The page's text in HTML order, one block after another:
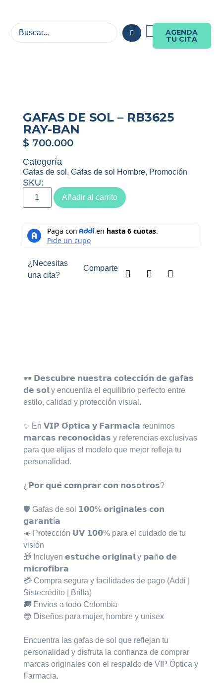
AGENDA
TU CITA
GAFAS DE SOL – RB3625
RAY-BAN
$ 700.000
Categoría
Gafas de sol , Gafas de sol Hombre, Promoción
SKU:
Añadir al carrito
¿Necesitas
una cita?
Comparte
🕶️ 𝗗𝗲𝘀𝗰𝘂𝗯𝗿𝗲 𝗻𝘂𝗲𝘀𝘁𝗿𝗮 𝗰𝗼𝗹𝗲𝗰𝗰𝗶𝗼́𝗻 𝗱𝗲 𝗴𝗮𝗳𝗮𝘀
𝗱𝗲 𝘀𝗼𝗹 y encuentra el equilibrio perfecto entre
estilo, calidad y protección visual.⁣
✨ En 𝗩𝗜𝗣 𝗢́𝗽𝘁𝗶𝗰𝗮 𝘆 𝗙𝗮𝗿𝗺𝗮𝗰𝗶𝗮 reunimos
𝗺𝗮𝗿𝗰𝗮𝘀 𝗿𝗲𝗰𝗼𝗻𝗼𝗰𝗶𝗱𝗮𝘀 y referencias exclusivas
para que elijas el modelo que mejor refleja tu
personalidad.⁣
¿𝗣𝗼𝗿 𝗾𝘂𝗲́ 𝗰𝗼𝗺𝗽𝗿𝗮𝗿 𝗰𝗼𝗻 𝗻𝗼𝘀𝗼𝘁𝗿𝗼𝘀?⁣
🛡️ Gafas de sol 𝟭𝟬𝟬% 𝗼𝗿𝗶𝗴𝗶𝗻𝗮𝗹𝗲𝘀 𝗰𝗼𝗻
𝗴𝗮𝗿𝗮𝗻𝘁í𝗮⁣
☀️ Protección 𝗨𝗩 𝟭𝟬𝟬% para el cuidado de tu
visión⁣
🎁 Incluyen 𝗲𝘀𝘁𝘂𝗰𝗵𝗲 𝗼𝗿𝗶𝗴𝗶𝗻𝗮𝗹 y 𝗽𝗮ñ𝗼 𝗱𝗲
𝗺𝗶𝗰𝗿𝗼𝗳𝗶𝗯𝗿𝗮⁣
💳 Compra segura y facilidades de pago (Addi |
Sistecrédito | Brilla)⁣
🚚 Envíos a todo Colombia⁣
😎 Diseños para mujer, hombre y unisex⁣
Encuentra las gafas de sol que reflejan tu
personalidad y disfruta la confianza de comprar
marcas originales con el respaldo de VIP Óptica y
Farmacia.⁣